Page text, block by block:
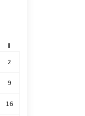
I
2
9
16